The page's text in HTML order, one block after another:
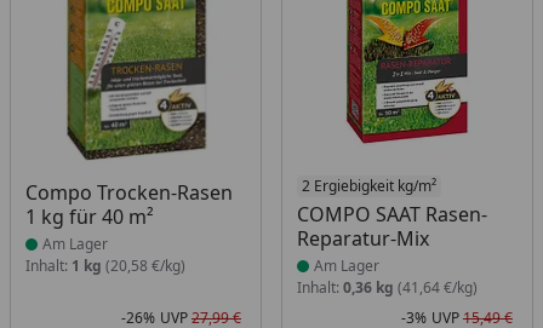
Compo Trocken-Rasen
1 kg für 40 m²
Produkt am Lager
Am Lager
Inhalt: 1 kg (20,58 €/kg)
-26% UVP27,99 €
2 Ergiebigkeit kg/m²
COMPO SAAT Rasen-
Reparatur-Mix
Produkt am Lager
Am Lager
Inhalt: 0,36 kg (41,64 €/kg)
-3% UVP15,49 €